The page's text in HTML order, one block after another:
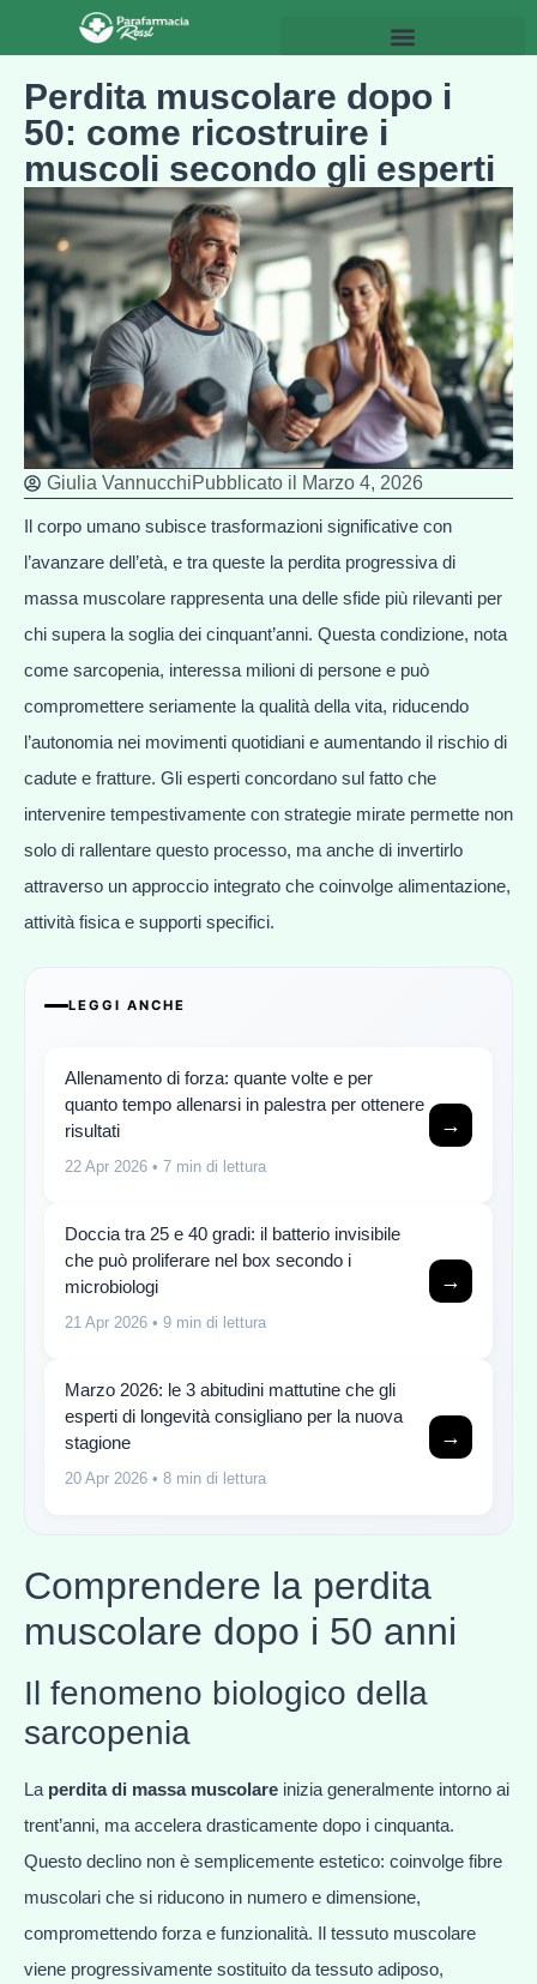
Perdita muscolare dopo i
50: come ricostruire i
muscoli secondo gli esperti
Giulia VannucchiPubblicato il Marzo 4, 2026
Il corpo umano subisce trasformazioni significative con
l’avanzare dell’età, e tra queste la perdita progressiva di
massa muscolare rappresenta una delle sfide più rilevanti per
chi supera la soglia dei cinquant’anni. Questa condizione, nota
come sarcopenia, interessa milioni di persone e può
compromettere seriamente la qualità della vita, riducendo
l’autonomia nei movimenti quotidiani e aumentando il rischio di
cadute e fratture. Gli esperti concordano sul fatto che
intervenire tempestivamente con strategie mirate permette non
solo di rallentare questo processo, ma anche di invertirlo
attraverso un approccio integrato che coinvolge alimentazione,
attività fisica e supporti specifici.
LEGGI ANCHE
Allenamento di forza: quante volte e per
quanto tempo allenarsi in palestra per ottenere
risultati
22 Apr 2026 • 7 min di lettura
→
Doccia tra 25 e 40 gradi: il batterio invisibile
che può proliferare nel box secondo i
microbiologi
21 Apr 2026 • 9 min di lettura
→
Marzo 2026: le 3 abitudini mattutine che gli
esperti di longevità consigliano per la nuova
stagione
20 Apr 2026 • 8 min di lettura
→
Comprendere la perdita
muscolare dopo i 50 anni
Il fenomeno biologico della
sarcopenia
La perdita di massa muscolare inizia generalmente intorno ai
trent’anni, ma accelera drasticamente dopo i cinquanta.
Questo declino non è semplicemente estetico: coinvolge fibre
muscolari che si riducono in numero e dimensione,
compromettendo forza e funzionalità. Il tessuto muscolare
viene progressivamente sostituito da tessuto adiposo,